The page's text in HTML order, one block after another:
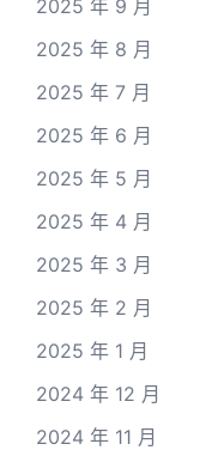
2025 年 9 月
2025 年 8 月
2025 年 7 月
2025 年 6 月
2025 年 5 月
2025 年 4 月
2025 年 3 月
2025 年 2 月
2025 年 1 月
2024 年 12 月
2024 年 11 月